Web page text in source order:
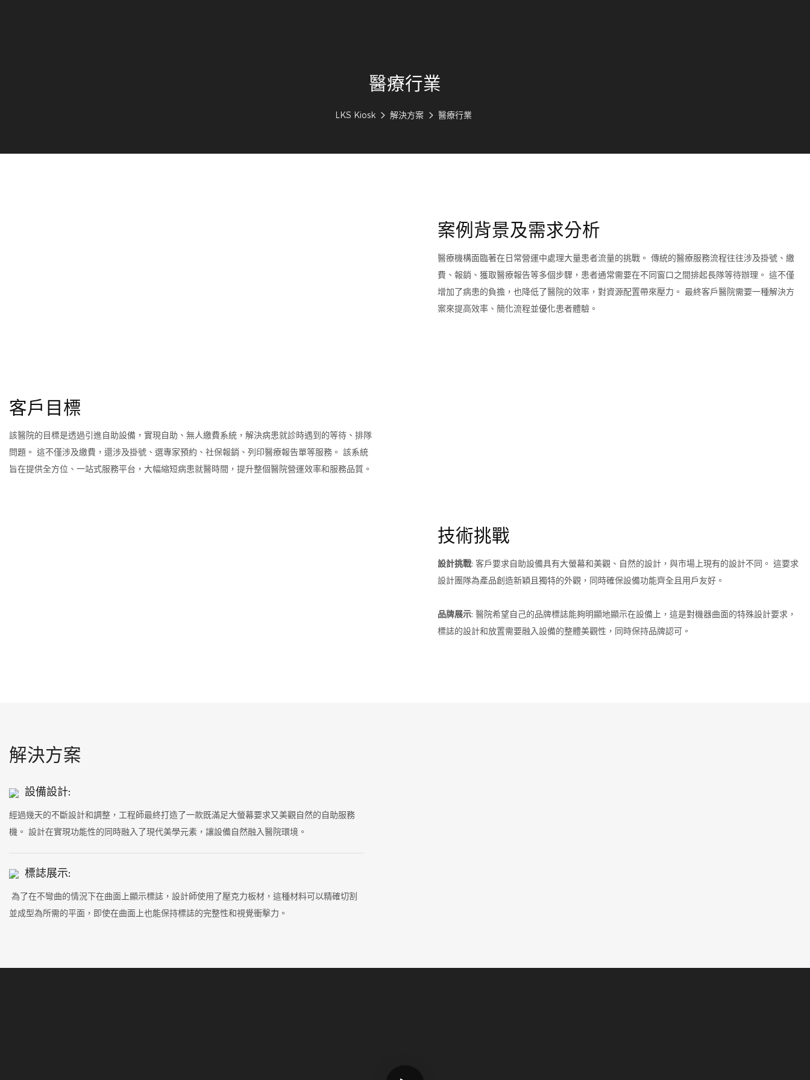
醫療行業
LKS Kiosk 解決方案 醫療行業
案例背景及需求分析
醫療機構面臨著在日常營運中處理大量患者流量的挑戰。 傳統的醫療服務流程往往涉及掛號、繳
費、報銷、獲取醫療報告等多個步驟，患者通常需要在不同窗口之間排起長隊等待辦理。 這不僅
增加了病患的負擔，也降低了醫院的效率，對資源配置帶來壓力。 最終客戶醫院需要一種解決方
案來提高效率、簡化流程並優化患者體驗。
客戶目標
該醫院的目標是透過引進自助設備，實現自助、無人繳費系統，解決病患就診時遇到的等待、排隊
問題。 這不僅涉及繳費，還涉及掛號、選專家預約、社保報銷、列印醫療報告單等服務。 該系統
旨在提供全方位、一站式服務平台，大幅縮短病患就醫時間，提升整個醫院營運效率和服務品質。
技術挑戰
設計挑戰: 客戶要求自助設備具有大螢幕和美觀、自然的設計，與市場上現有的設計不同。 這要求
設計團隊為產品創造新穎且獨特的外觀，同時確保設備功能齊全且用戶友好。
品牌展示: 醫院希望自己的品牌標誌能夠明顯地顯示在設備上，這是對機器曲面的特殊設計要求，
標誌的設計和放置需要融入設備的整體美觀性，同時保持品牌認可。
解決方案
設備設計:
經過幾天的不斷設計和調整，工程師最終打造了一款既滿足大螢幕要求又美觀自然的自助服務
機。 設計在實現功能性的同時融入了現代美學元素，讓設備自然融入醫院環境。
標誌展示:
為了在不彎曲的情況下在曲面上顯示標誌，設計師使用了壓克力板材，這種材料可以精確切割
並成型為所需的平面，即使在曲面上也能保持標誌的完整性和視覺衝擊力。